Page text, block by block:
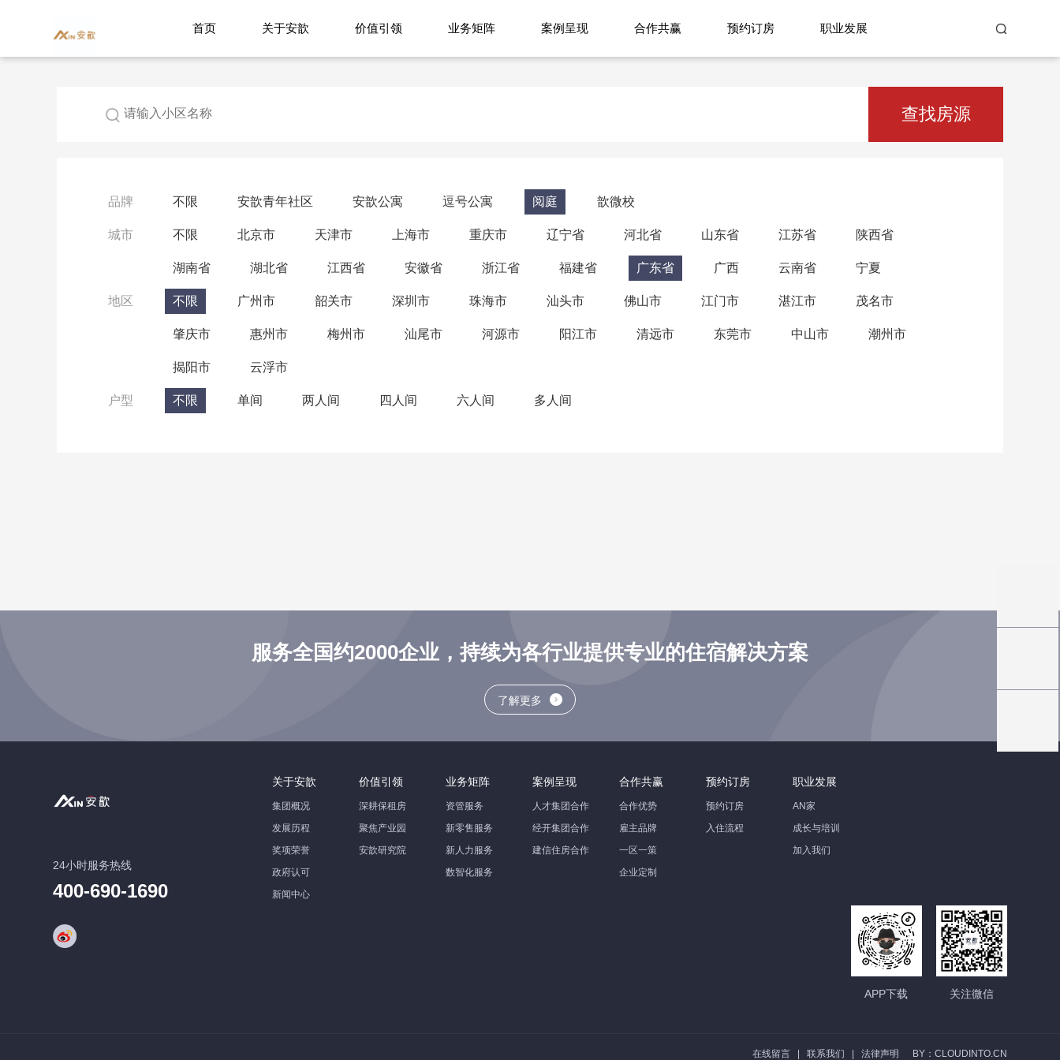
首页 关于安歆 价值引领 业务矩阵 案例呈现 合作共赢 预约订房 职业发展
查找房源
品牌 不限 安歆青年社区 安歆公寓 逗号公寓 阅庭 歆微校
城市 不限 北京市 天津市 上海市 重庆市 辽宁省 河北省 山东省 江苏省 陕西省
湖南省 湖北省 江西省 安徽省 浙江省 福建省 广东省 广西 云南省 宁夏
地区 不限 广州市 韶关市 深圳市 珠海市 汕头市 佛山市 江门市 湛江市 茂名市
肇庆市 惠州市 梅州市 汕尾市 河源市 阳江市 清远市 东莞市 中山市 潮州市
揭阳市 云浮市
户型 不限 单间 两人间 四人间 六人间 多人间
服务全国约2000企业，持续为各行业提供专业的住宿解决方案
了解更多
24小时服务热线
400-690-1690
关于安歆
集团概况
发展历程
奖项荣誉
政府认可
新闻中心
价值引领
深耕保租房
聚焦产业园
安歆研究院
业务矩阵
资管服务
新零售服务
新人力服务
数智化服务
案例呈现
人才集团合作
经开集团合作
建信住房合作
合作共赢
合作优势
雇主品牌
一区一策
企业定制
预约订房
预约订房
入住流程
职业发展
AN家
成长与培训
加入我们
APP下载 关注微信
在线留言 联系我们 法律声明 BY：CLOUDINTO.CN